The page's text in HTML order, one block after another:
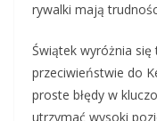
rywalki mają
Świątek wyróżnia się
przeciwieństwie do
proste błędy w
utrzymać wysoki